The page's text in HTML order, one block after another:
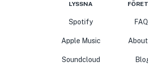
LYSSNA
Spotify
Apple Music
Soundcloud